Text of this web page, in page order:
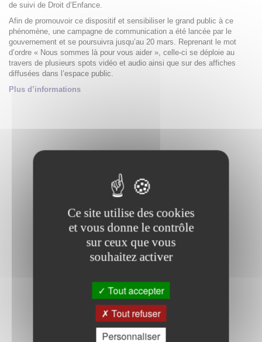
de suivi de Droit d’Enfance.
Afin de promouvoir ce dispositif et sensibiliser le grand public à ce
phénomène, une campagne de communication a été lancée par le
gouvernement et se poursuivra jusqu’au 20 mars. Reprenant le mot
d’ordre « Nous sommes là pour vous aider », celle-ci se déploie au
travers de plusieurs spots vidéo et audio ainsi que sur des affiches
diffusées dans l’espace public.
Plus d’informations
Ce site utilise des cookies
et vous donne le contrôle
sur ceux que vous
souhaitez activer
Tout accepter
Tout refuser
Personnaliser